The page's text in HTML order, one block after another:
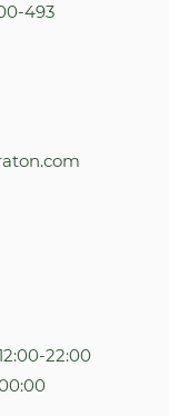
493
22:00